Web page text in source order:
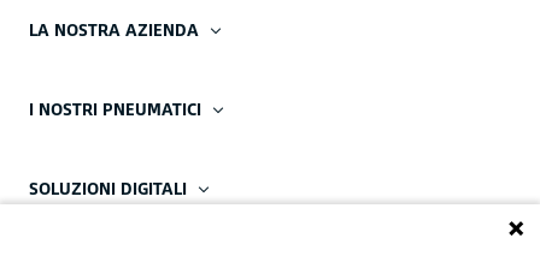
LA NOSTRA AZIENDA
I NOSTRI PNEUMATICI
SOLUZIONI DIGITALI